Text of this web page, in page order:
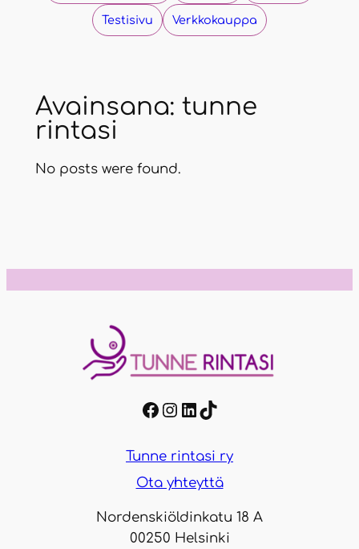
Testisivu Verkkokauppa
Avainsana: tunne
rintasi
No posts were found.
Facebook
Instagram
LinkedIn
TikTok
Tunne rintasi ry
Ota yhteyttä
Nordenskiöldinkatu 18 A
00250 Helsinki